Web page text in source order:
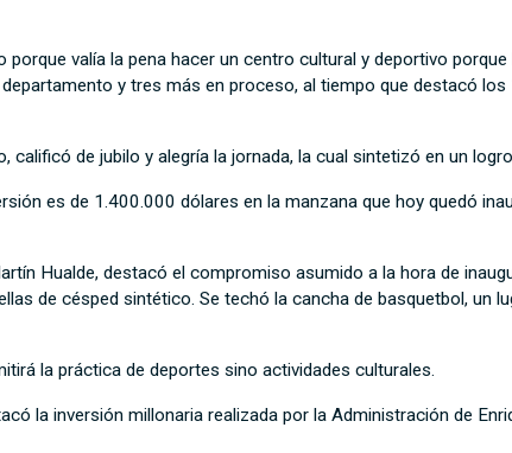
valía la pena hacer un centro cultural y deportivo
y tres más en proceso, al tiempo que destacó
calificó de jubilo y alegría la jornada, la cual sintetizó en un
es de 1.400.000 dólares en la manzana que hoy quedó
Hualde, destacó el compromiso asumido a la hora de
de césped sintético. Se techó la cancha de basquetbol, un
la práctica de deportes sino actividades culturales.
la inversión millonaria realizada por la Administración de